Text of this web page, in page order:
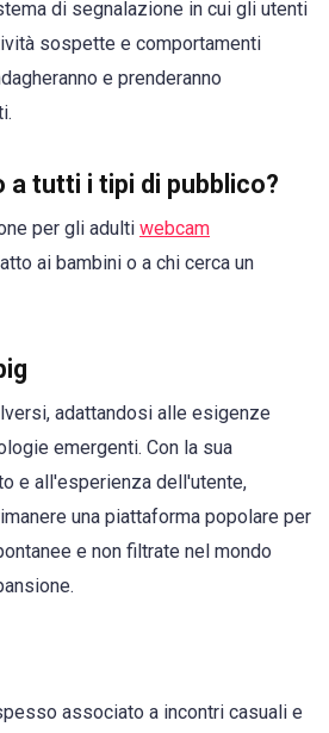
di segnalazione in cui gli utenti
sospette e comportamenti
e prenderanno
a tutti i tipi di pubblico?
per gli adulti webcam
ai bambini o a chi cerca un
adattandosi alle esigenze
emergenti. Con la sua
e all'esperienza dell'utente,
una piattaforma popolare per
e non filtrate nel mondo
associato a incontri casuali e